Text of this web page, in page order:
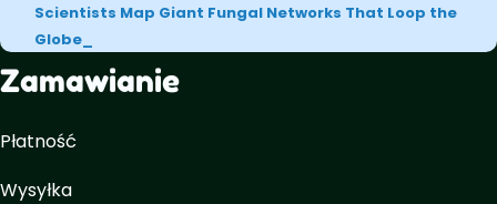
Scientists Map Giant Fungal Networks That Loop the
Globe
Zamawianie
Płatność
Wysyłka